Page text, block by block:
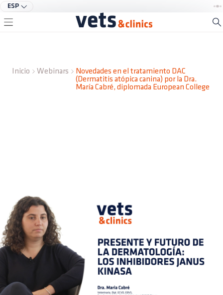
ESP
Inicio Webinars
Novedades en el tratamiento DAC
(Dermatitis atópica canina) por la Dra.
María Cabré, diplomada European College